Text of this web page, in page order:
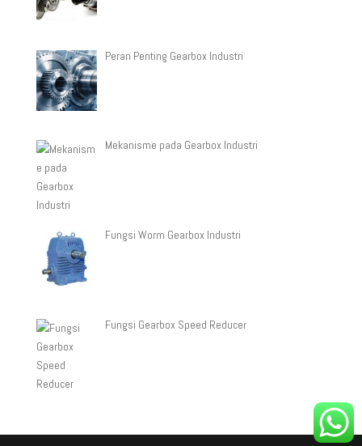
Peran Penting Gearbox Industri
Mekanisme pada Gearbox Industri
Fungsi Worm Gearbox Industri
Fungsi Gearbox Speed Reducer